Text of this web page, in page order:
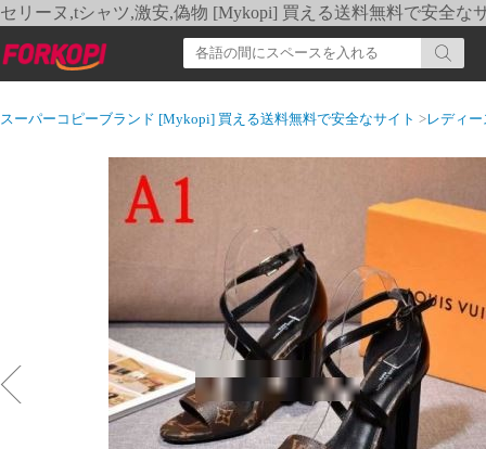
セリーヌ,tシャツ,激安,偽物 [Mykopi] 買える送料無料で安全な
スーパーコピーブランド [Mykopi] 買える送料無料で安全なサイト >レディ